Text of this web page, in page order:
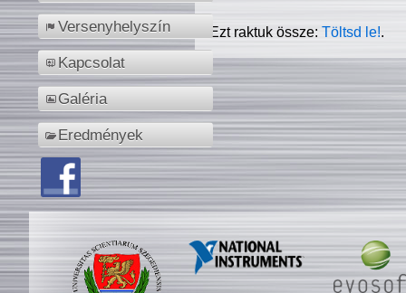
Versenyhelyszín
Kapcsolat
Galéria
Eredmények
Ezt raktuk össze:Töltsd le!.